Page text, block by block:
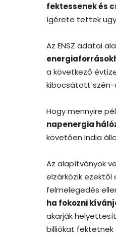
fektessenek és
ígérete tettek
Az ENSZ adatai
a következő
kibocsátott szén-
Hogy mennyire
napenergia
követően India
Az alapítványok
elzárkózik ezektől
felmelegedés
ha fokozni
akarják
billiókat fektetnek